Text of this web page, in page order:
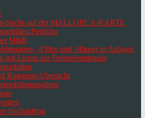
Suche auf der MALLORCA-KARTE
Portfolio
M&B
-Villen und -Häuser in Anlagen
mit Lizenz zur Ferienvermietung
Kategorie-Übersicht
Suchauftrag